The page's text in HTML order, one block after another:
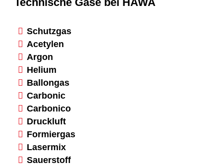
Schutzgas
Acetylen
Argon
Helium
Ballongas
Carbonic
Carbonico
Druckluft
Formiergas
Lasermix
Sauerstoff